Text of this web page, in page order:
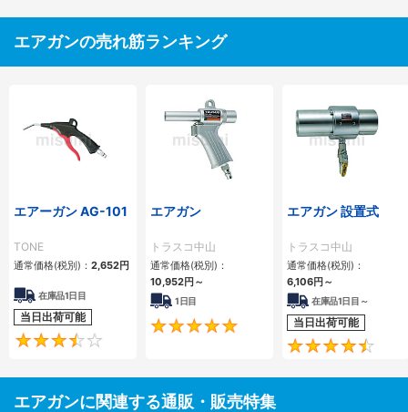
エアガンの売れ筋ランキング
エアーガン AG-101
TONE
通常価格(税別)： 2,652円
在庫品1日目
当日出荷可能
エアガン
トラスコ中山
通常価格(税別)：
10,952円～
1日目
4.8
エアガン 設置式
トラスコ中山
通常価格(税別)：
6,106円～
在庫品1日目～
当日出荷可能
エアガンに関連する通販・販売特集